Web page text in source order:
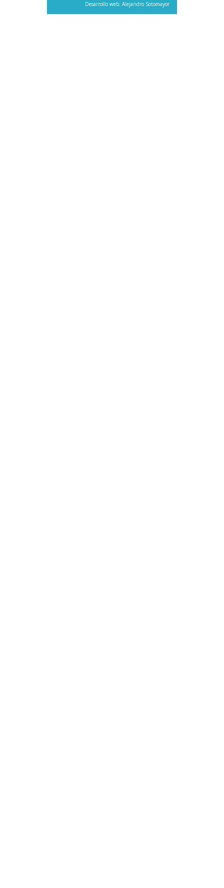
Desarrollo web: Alejandro Sotomayor